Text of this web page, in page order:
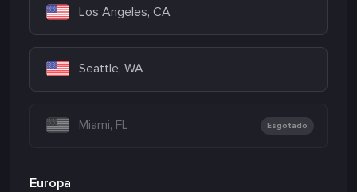
Los Angeles, CA
Seattle, WA
Miami, FL Esgotado
Europa